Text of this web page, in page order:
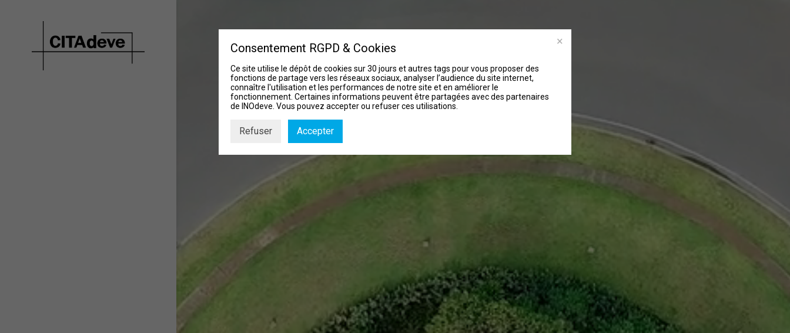
Consentement RGPD & Cookies
Ce site utilise le dépôt de cookies sur 30 jours et autres tags pour vous proposer des
fonctions de partage vers les réseaux sociaux, analyser l’audience du site internet,
connaître l'utilisation et les performances de notre site et en améliorer le
fonctionnement. Certaines informations peuvent être partagées avec des partenaires
de INOdeve. Vous pouvez accepter ou refuser ces utilisations.
Refuser Accepter